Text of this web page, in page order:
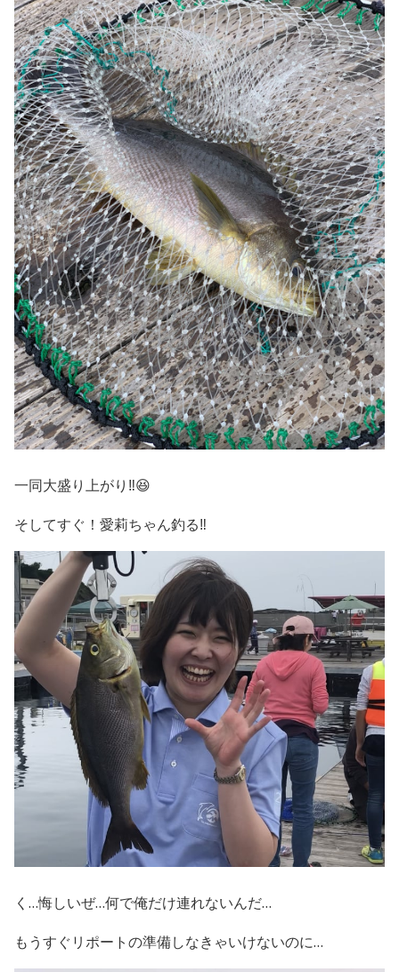
一同大盛り上がり‼️😆
そしてすぐ！愛莉ちゃん釣る‼️
く…悔しいぜ…何で俺だけ連れないんだ…
もうすぐリポートの準備しなきゃいけないのに…